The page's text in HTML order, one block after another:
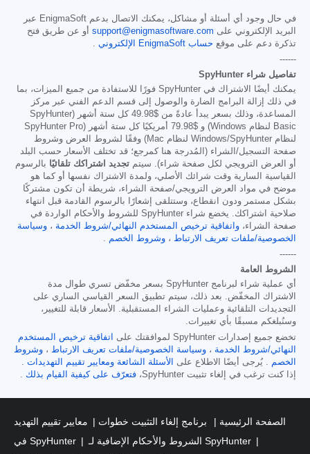
في حال وجود أي أسئلة أو مشاكل، يمكنك الاتصال بدعم EnigmaSoft عبر
البريد الإلكتروني على support@enigmasoftware.com أو عن طريق فتح
تذكرة دعم على موقع حساب EnigmaSoft الإلكتروني
.
------
تفاصيل شراء SpyHunter
يمكنك أيضًا الاشتراك في SpyHunter فورًا للاستفادة من جميع الميزات، بما
في ذلك إزالة البرامج الضارة والوصول إلى قسم الدعم الفني عبر مركز
المساعدة، وذلك بسعر يبدأ عادةً من $49.98
كل ستة أشهر (SpyHunter
Basic لنظام Windows) و
$79.98
أمريكيًا كل ستة أشهر (SpyHunter Pro
لنظام Windows/SpyHunter لنظام Mac) وفقًا لشروط العرض وشروط
صفحة التسجيل/الشراء (المُدرجة هنا كمرجع؛ قد تختلف الأسعار حسب البلد
أو العرض الترويجي لكل صفحة شراء). سيتم تجديد اشتراكك تلقائيًا بالرسوم
القياسية السارية وقت شرائك الأصلي، ولمدة الاشتراك نفسها أو كما هو
موضح في مواد العرض الترويجي/صفحة الشراء، شريطة أن تكون مشتركًا
بشكل مستمر ودون انقطاع، وستتلقى إشعارًا بالرسوم القادمة قبل انتهاء
صلاحية اشتراكك. يخضع شراء SpyHunter للشروط والأحكام الواردة في
صفحة الشراء، واتفاقية ترخيص المستخدم النهائي/شروط الخدمة ، وسياسة
الخصوصية/ملفات تعريف الارتباط ، وشروط الخصم .
------
الشروط العامة
أي عملية شراء لبرنامج SpyHunter بسعر مخفّض تسري طوال مدة
الاشتراك المخفّض. بعد ذلك، سيتم تطبيق السعر القياسي الساري على
التجديدات التلقائية وعمليات الشراء المستقبلية. الأسعار قابلة للتغيير،
وسنُبلغكم مسبقًا بأي تغييرات.
تخضع جميع إصدارات SpyHunter لموافقتك على
اتفاقية ترخيص المستخدم
النهائي/شروط الخدمة ، وسياسة الخصوصية/ملفات تعريف الارتباط ، وشروط
الخصم . يُرجى أيضًا الاطلاع على الأسئلة الشائعة ومعايير تقييم التهديدات .
إذا كنت ترغب في إلغاء تثبيت SpyHunter،
فتعرّف على كيفية القيام بذلك .
الصفحة الرئيسية برنامج إلغاء التثبيت خطوات
معايير تقييم التهديد
في SpyHunter
الشروط والأحكام الإضافية لـ SpyHunter